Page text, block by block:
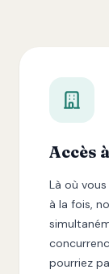
Accès
Là où
à la fois,
pourriez